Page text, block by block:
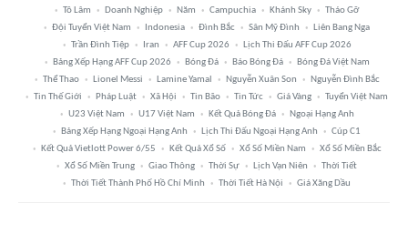
Tô Lâm
Doanh Nghiệp Năm Campuchia Khánh Sky
Tháo Gỡ
Đội Tuyển Việt Nam
Indonesia Đình Bắc Sân Mỹ Đình
Liên Bang Nga
Trần Đình Tiệp
Iran AFF Cup 2026
Lịch Thi Đấu AFF Cup 2026
Bảng Xếp Hạng AFF Cup 2026
Bóng Đá Báo Bóng Đá
Bóng Đá Việt Nam
Thể Thao
Lionel Messi Lamine Yamal Nguyễn Xuân Son
Nguyễn Đình Bắc
Tin Thế Giới
Pháp Luật Xã Hội Tin Bão Tin Tức Giá Vàng
Tuyển Việt Nam
U23 Việt Nam
U17 Việt Nam Kết Quả Bóng Đá
Ngoại Hạng Anh
Bảng Xếp Hạng Ngoại Hạng Anh
Lịch Thi Đấu Ngoại Hạng Anh
Cúp C1
Kết Quả Vietlott Power 6/55
Kết Quả Xổ Số Xổ Số Miền Nam
Xổ Số Miền Bắc
Xổ Số Miền Trung
Giao Thông Thời Sự Lịch Vạn Niên
Thời Tiết
Thời Tiết Thành Phố Hồ Chí Minh
Thời Tiết Hà Nội Giá Xăng Dầu